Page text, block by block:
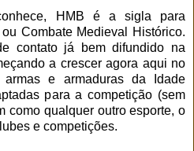
HMB é a sigla para
ou Combate Medieval Histórico.
contato já bem difundido na
a crescer agora aqui no
e armaduras da Idade
para a competição (sem
como qualquer outro esporte, o
e competições.